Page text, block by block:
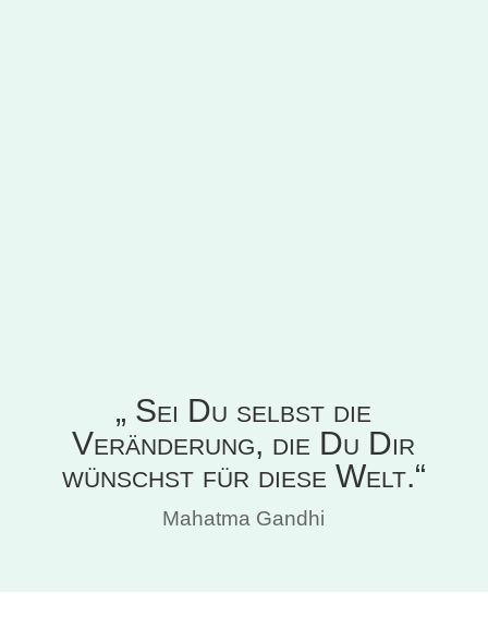
„ Sei Du selbst die
Veränderung, die Du Dir
wünschst für diese Welt.“
Mahatma Gandhi